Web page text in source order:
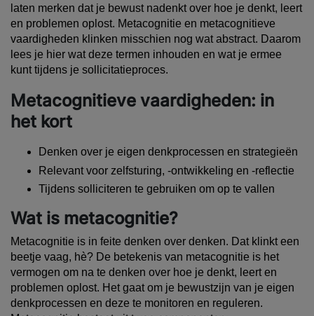
laten merken dat je bewust nadenkt over hoe je denkt, leert
en problemen oplost. Metacognitie en metacognitieve
vaardigheden klinken misschien nog wat abstract. Daarom
lees je hier wat deze termen inhouden en wat je ermee
kunt tijdens je sollicitatieproces.
Metacognitieve vaardigheden: in
het kort
Denken over je eigen denkprocessen en strategieën
Relevant voor zelfsturing, -ontwikkeling en -reflectie
Tijdens solliciteren te gebruiken om op te vallen
Wat is metacognitie?
Metacognitie is in feite denken over denken. Dat klinkt een
beetje vaag, hè? De betekenis van metacognitie is het
vermogen om na te denken over hoe je denkt, leert en
problemen oplost. Het gaat om je bewustzijn van je eigen
denkprocessen en deze te monitoren en reguleren.